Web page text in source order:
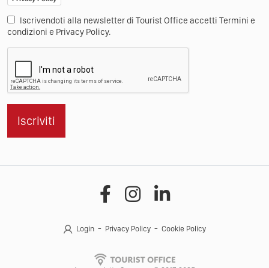
Iscrivendoti alla newsletter di Tourist Office accetti Termini e
condizioni e Privacy Policy.
Iscriviti
Login Privacy Policy Cookie Policy